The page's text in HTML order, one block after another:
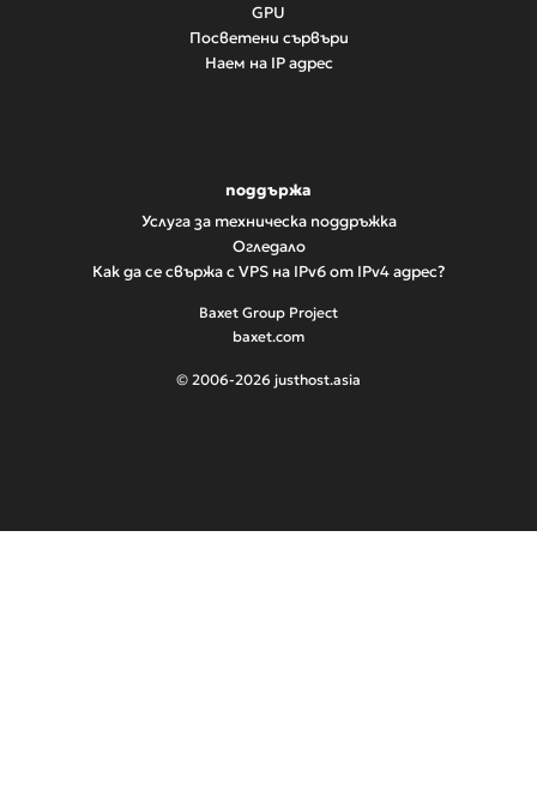
GPU
Посветени сървъри
Наем на IP адрес
поддържа
Услуга за техническа поддръжка
Огледало
Как да се свържа с VPS на IPv6 от IPv4 адрес?
Baxet Group Project
baxet.com
© 2006-2026 justhost.asia